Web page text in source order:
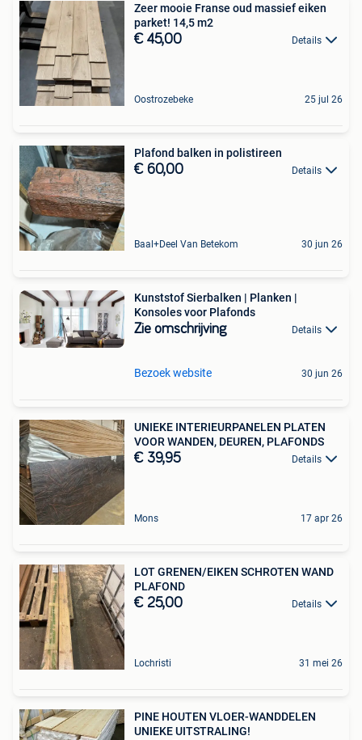
Zeer mooie Franse oud massief eiken
parket! 14,5 m2
€ 45,00 Details
Oostrozebeke 25 jul 26
Plafond balken in polistireen
€ 60,00 Details
Baal+Deel Van Betekom 30 jun 26
Kunststof Sierbalken | Planken |
Konsoles voor Plafonds
Zie omschrijving Details
Bezoek website 30 jun 26
UNIEKE INTERIEURPANELEN PLATEN
VOOR WANDEN, DEUREN, PLAFONDS
€ 39,95 Details
Mons 17 apr 26
LOT GRENEN/EIKEN SCHROTEN WAND
PLAFOND
€ 25,00 Details
Lochristi 31 mei 26
PINE HOUTEN VLOER-WANDDELEN
UNIEKE UITSTRALING!